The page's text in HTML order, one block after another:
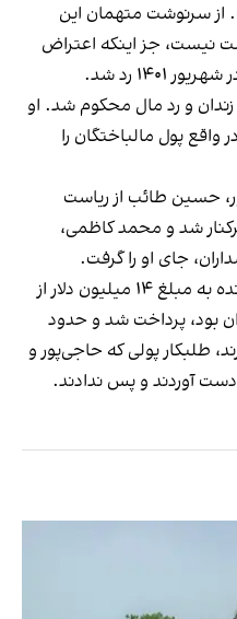
از سرنوشت متهمان این
نیست، جز اینکه اعتراض
رد شد.
استوی به ۱۵ سال زندان و رد مال محکوم شد. او
واقع پول مالباختگان را
حسین طائب از ریاست
شد و محمد کاظمی،
جای او را گرفت.
طلب نیمی از مالباختگان این پرونده به مبلغ ۱۴ میلیون دلار از
بود، پرداخت شد و حدود
طلبکار پولی که حاجی‌پور و
آوردند و پس ندادند.